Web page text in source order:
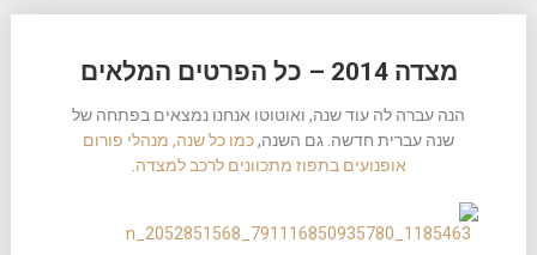
מצדה 2014 – כל הפרטים המלאים
הנה עברה לה עוד שנה, ואוטוטו אנחנו נמצאים בפתחה של
שנה עברית חדשה. גם השנה,כמו כל שנה, מנהלי פורום
אופנועים בתפוז מתכוונים לרכב למצדה